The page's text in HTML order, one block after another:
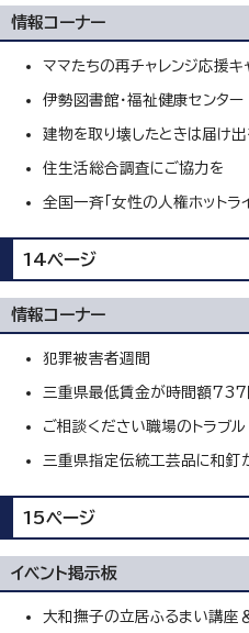
情報コーナー
ママたちの再チャレンジ応援キ
伊勢図書館・福祉健康センタ
建物を取り壊したときは届け出
住生活総合調査にご協力を
全国一斉「女性の人権ホットラ
14ページ
情報コーナー
犯罪被害者週間
三重県最低賃金が時間額737
ご相談ください職場のトラブル
三重県指定伝統工芸品に和釘
15ページ
イベント掲示板
大和撫子の立居ふるまい講座